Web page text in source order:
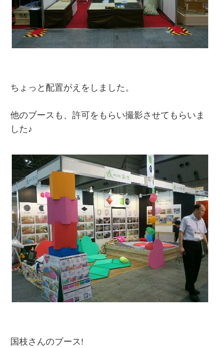
ちょっと配置がえをしました。
他のブースも、許可をもらい撮影させてもらいま
した♪
国枝さんのブース!